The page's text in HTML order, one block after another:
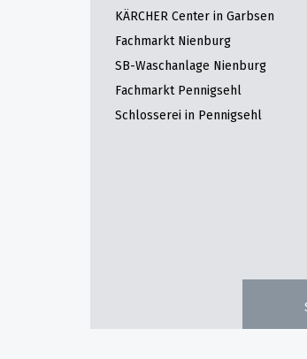
KÄRCHER Center in Garbsen
Fachmarkt Nienburg
SB-Waschanlage Nienburg
Fachmarkt Pennigsehl
Schlosserei in Pennigsehl